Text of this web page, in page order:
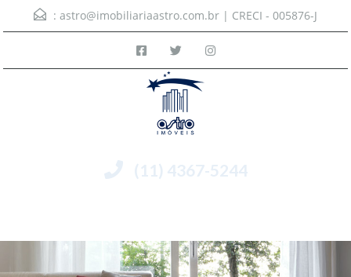
: astro@imobiliariaastro.com.br | CRECI - 005876-J
(11) 4367-5244